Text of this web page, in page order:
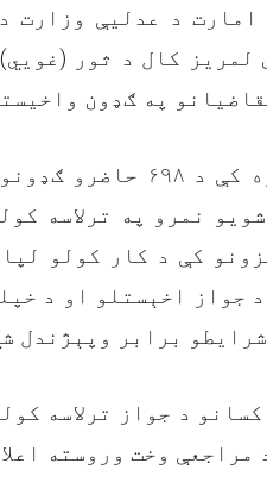
امارت د عدلیې
په ګډون
نمرو په ترلاسه
جواز اخېستلو او د
برابر وپېژندل
د جواز ترلاسه
مراجعې وخت وروسته